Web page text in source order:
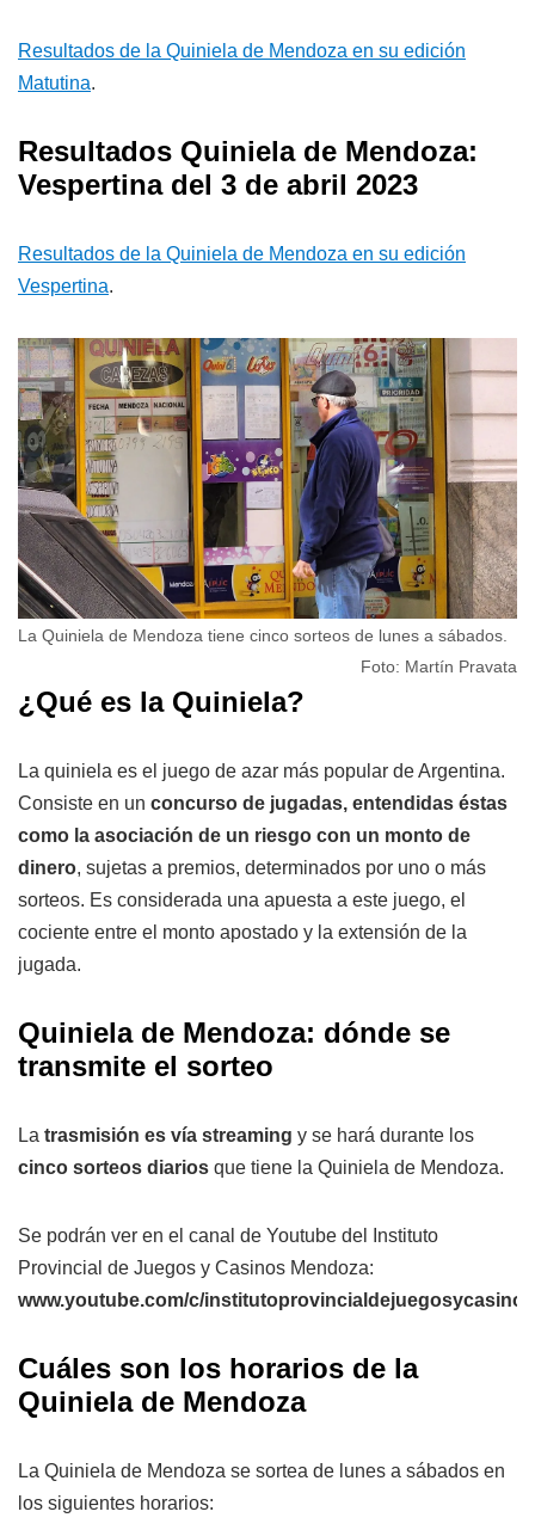
Resultados de la Quiniela de Mendoza en su edición
Matutina.
Resultados Quiniela de Mendoza:
Vespertina del 3 de abril 2023
Resultados de la Quiniela de Mendoza en su edición
Vespertina.
La Quiniela de Mendoza tiene cinco sorteos de lunes a sábados.
Foto: Martín Pravata
¿Qué es la Quiniela?
La quiniela es el juego de azar más popular de Argentina.
Consiste en un concurso de jugadas, entendidas éstas
como la asociación de un riesgo con un monto de
dinero, sujetas a premios, determinados por uno o más
sorteos. Es considerada una apuesta a este juego, el
cociente entre el monto apostado y la extensión de la
jugada.
Quiniela de Mendoza: dónde se
transmite el sorteo
La trasmisión es vía streaming y se hará durante los
cinco sorteos diarios que tiene la Quiniela de Mendoza.
Se podrán ver en el canal de Youtube del Instituto
Provincial de Juegos y Casinos Mendoza:
www.youtube.com/c/
Cuáles son los horarios de la
Quiniela de Mendoza
La Quiniela de Mendoza se sortea de lunes a sábados en
los siguientes horarios: